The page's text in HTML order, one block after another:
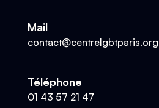
Mail
contact@centrelgbtparis.org
Téléphone
01 43 57 21 47